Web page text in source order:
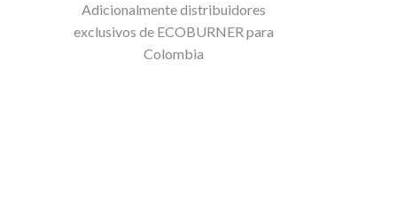
Adicionalmente distribuidores
exclusivos de ECOBURNER para
Colombia